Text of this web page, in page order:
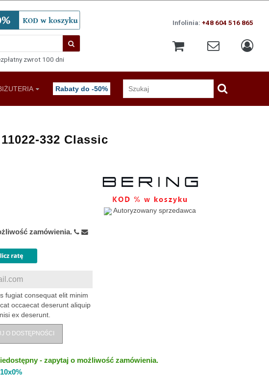
zwrot 100 dni
Infolinia:+48 604 516 865
Rabaty do -50%
332 Classic
Autoryzowany sprzedawca
zamówienia.
fugiat consequat elit minim
occaecat deserunt aliquip
nisi ex deserunt.
O DOSTĘPNOŚCI
- zapytaj o możliwość zamówienia.